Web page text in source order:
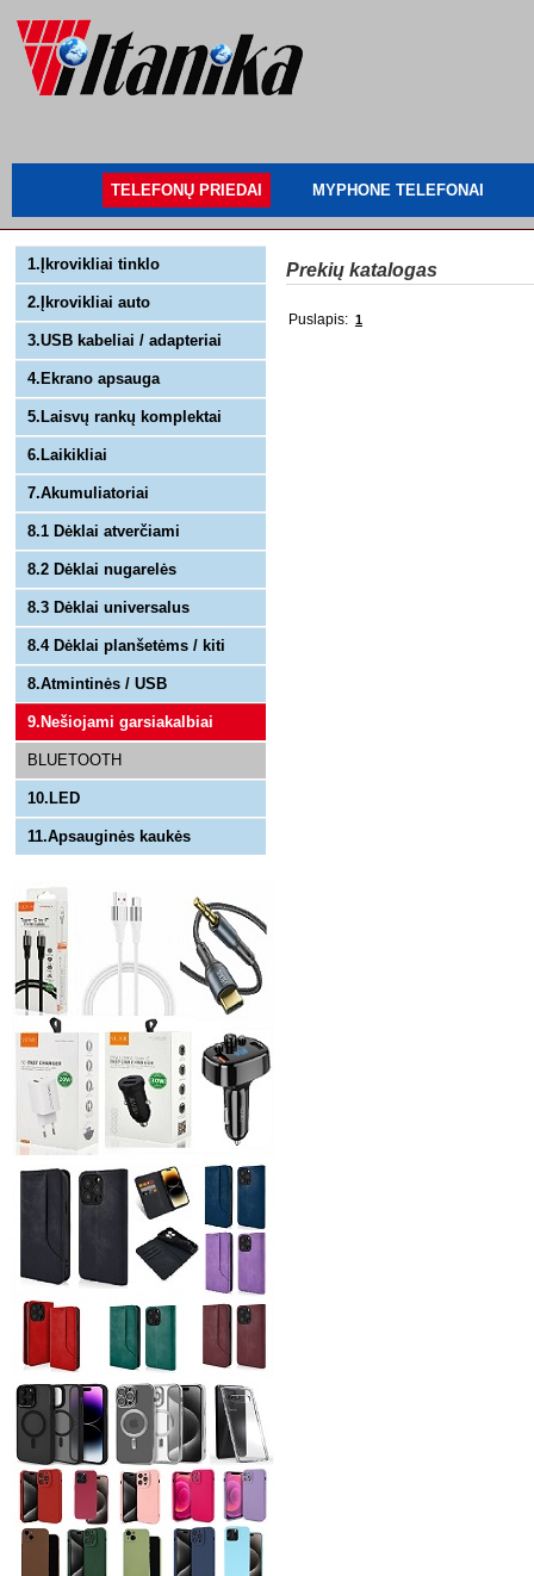
TELEFONŲ PRIEDAI MYPHONE TELEFONAI
1.Įkrovikliai tinklo
2.Įkrovikliai auto
3.USB kabeliai / adapteriai
4.Ekrano apsauga
5.Laisvų rankų komplektai
6.Laikikliai
7.Akumuliatoriai
8.1 Dėklai atverčiami
8.2 Dėklai nugarelės
8.3 Dėklai universalus
8.4 Dėklai planšetėms / kiti
8.Atmintinės / USB
9.Nešiojami garsiakalbiai
BLUETOOTH
10.LED
11.Apsauginės kaukės
Prekių katalogas
Puslapis: 1